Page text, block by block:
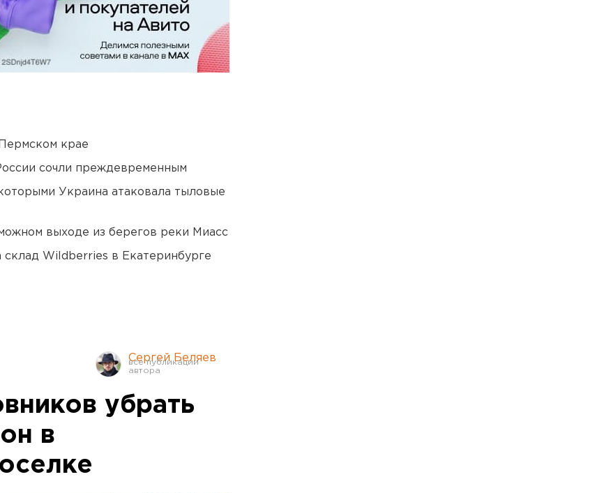
крае
сочли преждевременным
Украина атаковала тыловые
выходе из берегов реки Миасс
склад Wildberries в Екатеринбурге
Сергей Беляев
убрать
в